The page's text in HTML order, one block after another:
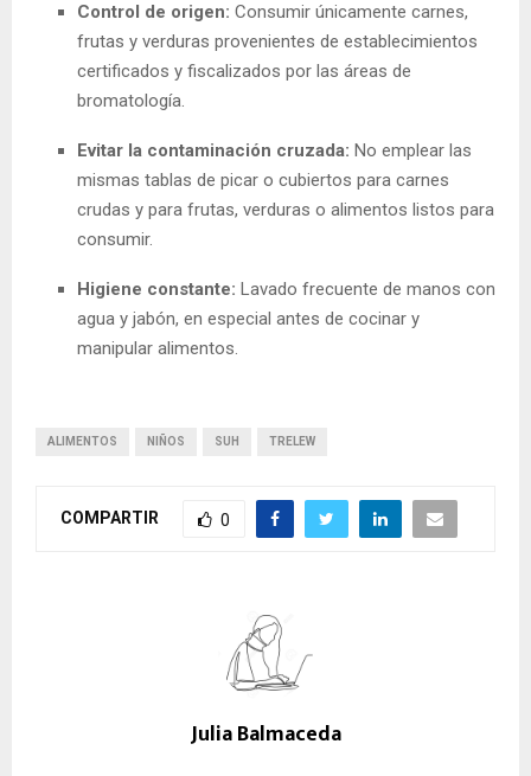
Control de origen: Consumir únicamente carnes,
frutas y verduras provenientes de establecimientos
certificados y fiscalizados por las áreas de
bromatología.
Evitar la contaminación cruzada: No emplear las
mismas tablas de picar o cubiertos para carnes
crudas y para frutas, verduras o alimentos listos para
consumir.
Higiene constante: Lavado frecuente de manos con
agua y jabón, en especial antes de cocinar y
manipular alimentos.
ALIMENTOS NIÑOS SUH TRELEW
COMPARTIR 0
Julia Balmaceda